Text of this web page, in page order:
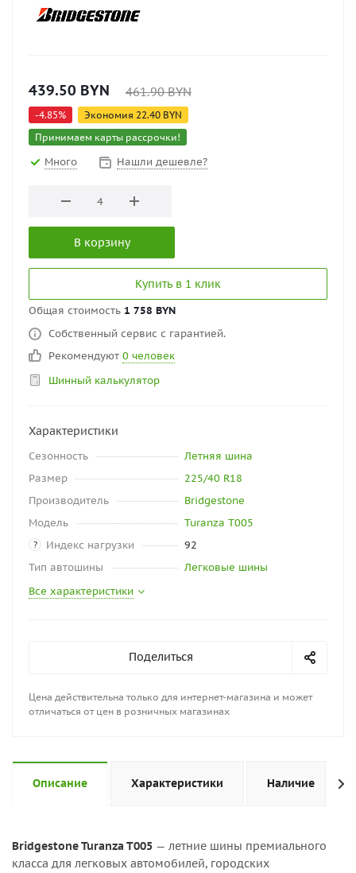
439.50 BYN 461.90BYN
-4.85% Экономия 22.40 BYN
Принимаем карты рассрочки!
Много Нашли дешевле?
В корзину
Купить в 1 клик
Общая стоимость 1 758 BYN
Собственный сервис с гарантией.
Рекомендуют 0 человек
Шинный калькулятор
Характеристики
Сезонность
Летняя шина
Размер
225/40 R18
Производитель
Bridgestone
Модель
Turanza T005
? Индекс нагрузки
92
Тип автошины
Легковые шины
Все характеристики
Поделиться
Цена действительна только для интернет-магазина и может
отличаться от цен в розничных магазинах
Описание Характеристики Наличие
Bridgestone Turanza T005 — летние шины премиального
класса для легковых автомобилей, городских